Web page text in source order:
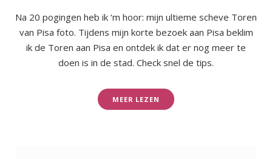
Na 20 pogingen heb ik ‘m hoor: mijn ultieme scheve Toren
van Pisa foto. Tijdens mijn korte bezoek aan Pisa beklim
ik de Toren aan Pisa en ontdek ik dat er nog meer te
doen is in de stad. Check snel de tips.
MEER LEZEN